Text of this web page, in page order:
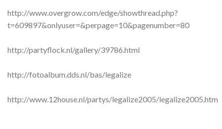
http://www.overgrow.com/edge/showthread.php?
t=609897&onlyuser=&perpage=10&pagenumber=80
http://partyflock.nl/gallery/39786.html
http://fotoalbum.dds.nl/bas/legalize
http://www.12house.nl/partys/legalize2005/legalize2005.htm